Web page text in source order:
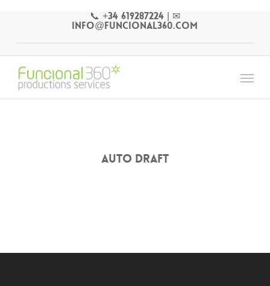
content
📞 +34 619287224| ✉
info@funcional360.com
Menu
Auto Draft